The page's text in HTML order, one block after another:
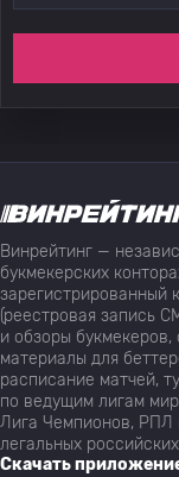
Винрейтинг —
букмекерских
зарегистрированный
(реестровая запись
и обзоры
материалы для
расписание матчей,
по ведущим лигам
Лига Чемпионов, РПЛ
легальных
Скачать